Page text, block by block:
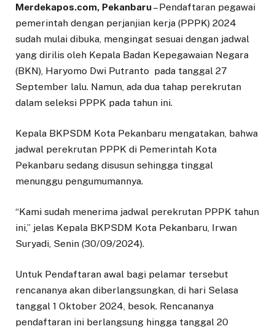
Merdekapos.com, Pekanbaru– Pendaftaran pegawai
pemerintah dengan perjanjian kerja (PPPK) 2024
sudah mulai dibuka, mengingat sesuai dengan jadwal
yang dirilis oleh Kepala Badan Kepegawaian Negara
(BKN), Haryomo Dwi Putranto pada tanggal 27
September lalu. Namun, ada dua tahap perekrutan
dalam seleksi PPPK pada tahun ini.
Kepala BKPSDM Kota Pekanbaru mengatakan, bahwa
jadwal perekrutan PPPK di Pemerintah Kota
Pekanbaru sedang disusun sehingga tinggal
menunggu pengumumannya.
“Kami sudah menerima jadwal perekrutan PPPK tahun
ini,” jelas Kepala BKPSDM Kota Pekanbaru, Irwan
Suryadi, Senin (30/09/2024).
Untuk Pendaftaran awal bagi pelamar tersebut
rencananya akan diberlangsungkan, di hari Selasa
tanggal 1 Oktober 2024, besok. Rencananya
pendaftaran ini berlangsung hingga tanggal 20